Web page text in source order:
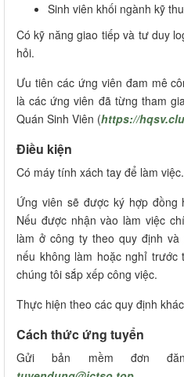
Sinh viên khối ngành kỹ
Có kỹ năng giao tiếp và tư duy
hỏi.
Ưu tiên các ứng viên đam mê
là các ứng viên đã từng tham
Quán Sinh Viên (https://
Điều kiện
Có máy tính xách tay để làm việc.
Ứng viên sẽ được ký hợp đồng
Nếu được nhận vào làm việc
làm ở công ty theo quy định
nếu không làm hoặc nghỉ
chúng tôi sắp xếp công việc.
Thực hiện theo các quy định
Cách thức ứng tuyển
Gửi bản mềm đơn